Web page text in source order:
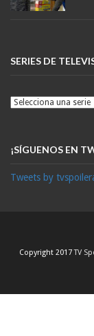
SERIES DE
¡SÍGUENOS EN
Tweets by
Copyright 2017TV